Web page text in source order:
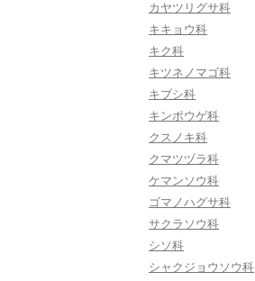
カヤツリグサ科
キキョウ科
キク科
キツネノマゴ科
キブシ科
キンポウゲ科
クスノキ科
クマツヅラ科
ケマンソウ科
ゴマノハグサ科
サクラソウ科
シソ科
シャクジョウソウ科